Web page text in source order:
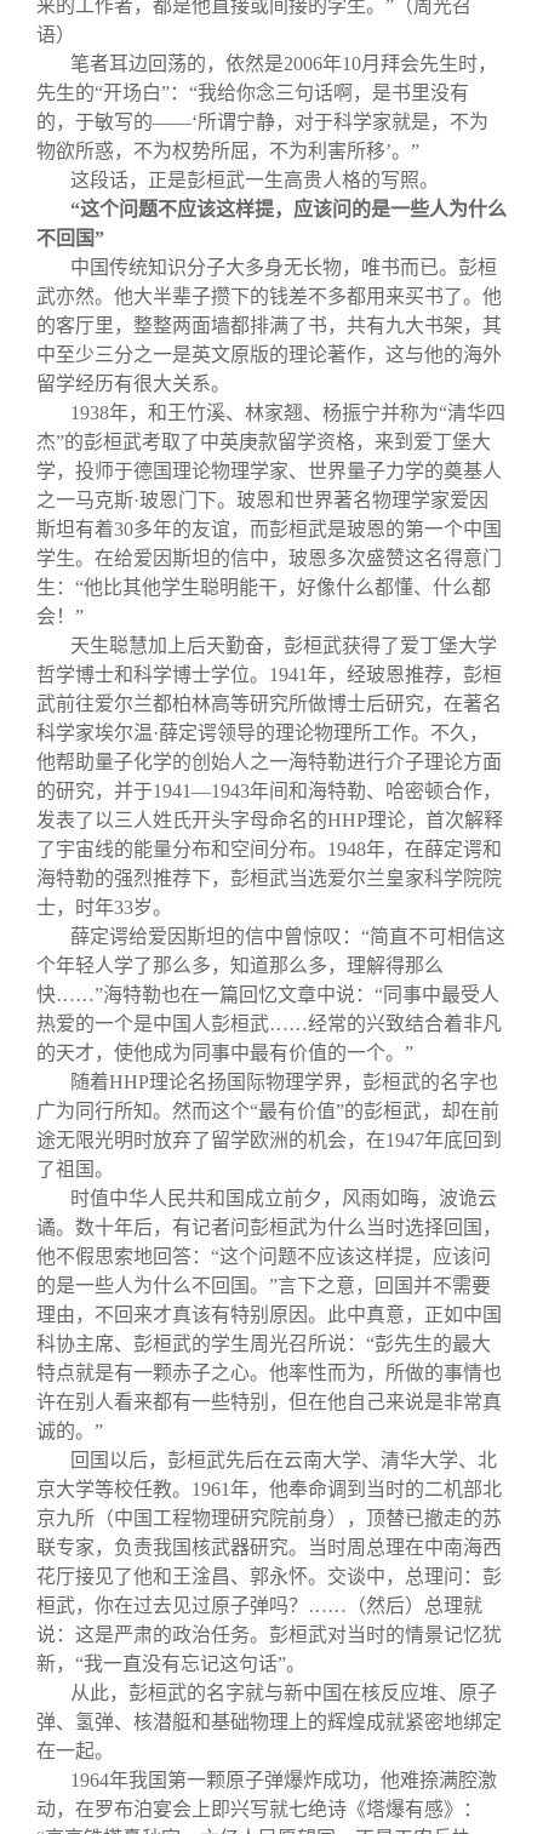
来的工作者，都是他直接或间接的学生。”（周光召
语）
笔者耳边回荡的，依然是2006年10月拜会先生时，
先生的“开场白”：“我给你念三句话啊，是书里没有
的，于敏写的——‘所谓宁静，对于科学家就是，不为
物欲所惑，不为权势所屈，不为利害所移’。”
这段话，正是彭桓武一生高贵人格的写照。
“这个问题不应该这样提，应该问的是一些人为什么
不回国”
中国传统知识分子大多身无长物，唯书而已。彭桓
武亦然。他大半辈子攒下的钱差不多都用来买书了。他
的客厅里，整整两面墙都排满了书，共有九大书架，其
中至少三分之一是英文原版的理论著作，这与他的海外
留学经历有很大关系。
1938年，和王竹溪、林家翘、杨振宁并称为“清华四
杰”的彭桓武考取了中英庚款留学资格，来到爱丁堡大
学，投师于德国理论物理学家、世界量子力学的奠基人
之一马克斯·玻恩门下。玻恩和世界著名物理学家爱因
斯坦有着30多年的友谊，而彭桓武是玻恩的第一个中国
学生。在给爱因斯坦的信中，玻恩多次盛赞这名得意门
生：“他比其他学生聪明能干，好像什么都懂、什么都
会！”
天生聪慧加上后天勤奋，彭桓武获得了爱丁堡大学
哲学博士和科学博士学位。 1941年，经玻恩推荐，彭桓
武前往爱尔兰都柏林高等研究所做博士后研究，在著名
科学家埃尔温·薛定谔领导的理论物理所工作。不久，
他帮助量子化学的创始人之一海特勒进行介子理论方面
的研究，并于1941—1943年间和海特勒、哈密顿合作，
发表了以三人姓氏开头字母命名的HHP理论，首次解释
了宇宙线的能量分布和空间分布。 1948年，在薛定谔和
海特勒的强烈推荐下，彭桓武当选爱尔兰皇家科学院院
士，时年33岁。
薛定谔给爱因斯坦的信中曾惊叹：“简直不可相信这
个年轻人学了那么多，知道那么多，理解得那么
快……”海特勒也在一篇回忆文章中说：“同事中最受人
热爱的一个是中国人彭桓武……经常的兴致结合着非凡
的天才，使他成为同事中最有价值的一个。”
随着HHP理论名扬国际物理学界，彭桓武的名字也
广为同行所知。然而这个“最有价值”的彭桓武，却在前
途无限光明时放弃了留学欧洲的机会，在1947年底回到
了祖国。
时值中华人民共和国成立前夕，风雨如晦，波诡云
谲。数十年后，有记者问彭桓武为什么当时选择回国，
他不假思索地回答：“这个问题不应该这样提，应该问
的是一些人为什么不回国。”言下之意，回国并不需要
理由，不回来才真该有特别原因。此中真意，正如中国
科协主席、彭桓武的学生周光召所说：“彭先生的最大
特点就是有一颗赤子之心。他率性而为，所做的事情也
许在别人看来都有一些特别，但在他自己来说是非常真
诚的。”
回国以后，彭桓武先后在云南大学、清华大学、北
京大学等校任教。 1961年，他奉命调到当时的二机部北
京九所（中国工程物理研究院前身），顶替已撤走的苏
联专家，负责我国核武器研究。当时周总理在中南海西
花厅接见了他和王淦昌、郭永怀。交谈中，总理问：彭
桓武，你在过去见过原子弹吗？……（然后）总理就
说：这是严肃的政治任务。彭桓武对当时的情景记忆犹
新，“我一直没有忘记这句话”。
从此，彭桓武的名字就与新中国在核反应堆、原子
弹、氢弹、核潜艇和基础物理上的辉煌成就紧密地绑定
在一起。
1964年我国第一颗原子弹爆炸成功，他难捺满腔激
动，在罗布泊宴会上即兴写就七绝诗《塔爆有感》：